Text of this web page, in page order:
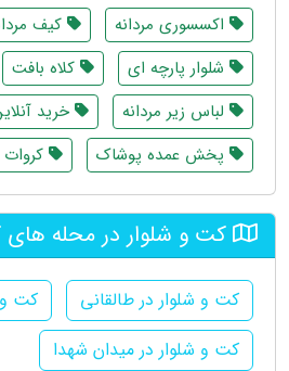
اکسسوری مردانه
کیف
شلوار پارچه ای
کلاه بافت
لباس زیر مردانه
خرید
پخش عمده پوشاک
کروات
کت و شلوار در محله های
کت و شلوار در طالقانی
کت و
کت و شلوار در میدان شهدا